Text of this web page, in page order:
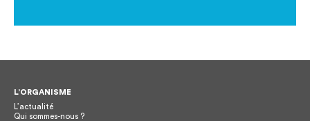
L’ORGANISME
L’actualité
Qui sommes-nous ?